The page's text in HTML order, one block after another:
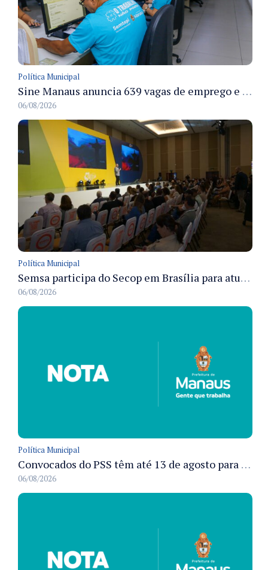
Política Municipal
Sine Manaus anuncia 639 vagas de emprego e atendimento presencial nesta sexta 7/8
06/08/2026
Política Municipal
Semsa participa do Secop em Brasília para atualizar tecnologia e modernizar gestão pública
06/08/2026
Política Municipal
Convocados do PSS têm até 13 de agosto para cumprir pré-admissionais para vacinação antirrábica animal em Manaus
06/08/2026